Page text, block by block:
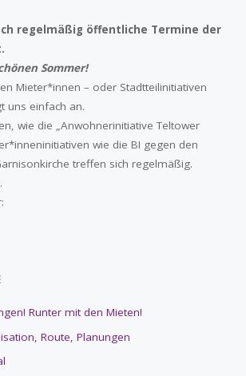
regelmäßig öffentliche Termine der
Sommer!
Mieter*innen – oder Stadtteilinitiativen
uns einfach an.
wie die „Anwohnerinitiative Teltower
wie die BI gegen den
treffen sich regelmäßig.
Runter mit den Mieten!
Route, Planungen